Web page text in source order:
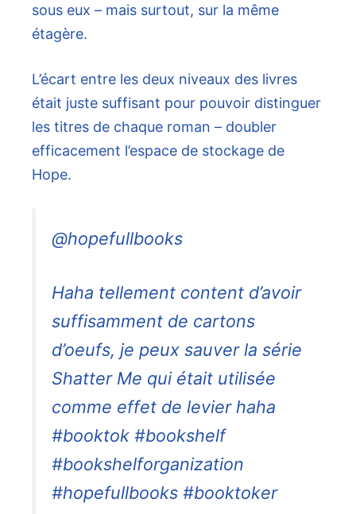
sous eux – mais surtout, sur la même
étagère.
L’écart entre les deux niveaux des livres
était juste suffisant pour pouvoir distinguer
les titres de chaque roman – doubler
efficacement l’espace de stockage de
Hope.
@hopefullbooks
Haha tellement content d’avoir
suffisamment de cartons
d’oeufs, je peux sauver la série
Shatter Me qui était utilisée
comme effet de levier haha ​​
#booktok #bookshelf
#bookshelforganization
#hopefullbooks #booktoker